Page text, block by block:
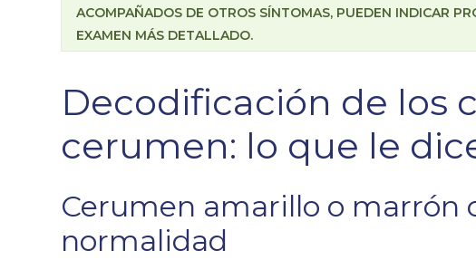
ACOMPAÑADOS DE OTROS SÍNTOMAS, PUEDEN INDICAR
EXAMEN MÁS DETALLADO.
Decodificación de los
cerumen: lo que le
Cerumen amarillo o marrón
normalidad